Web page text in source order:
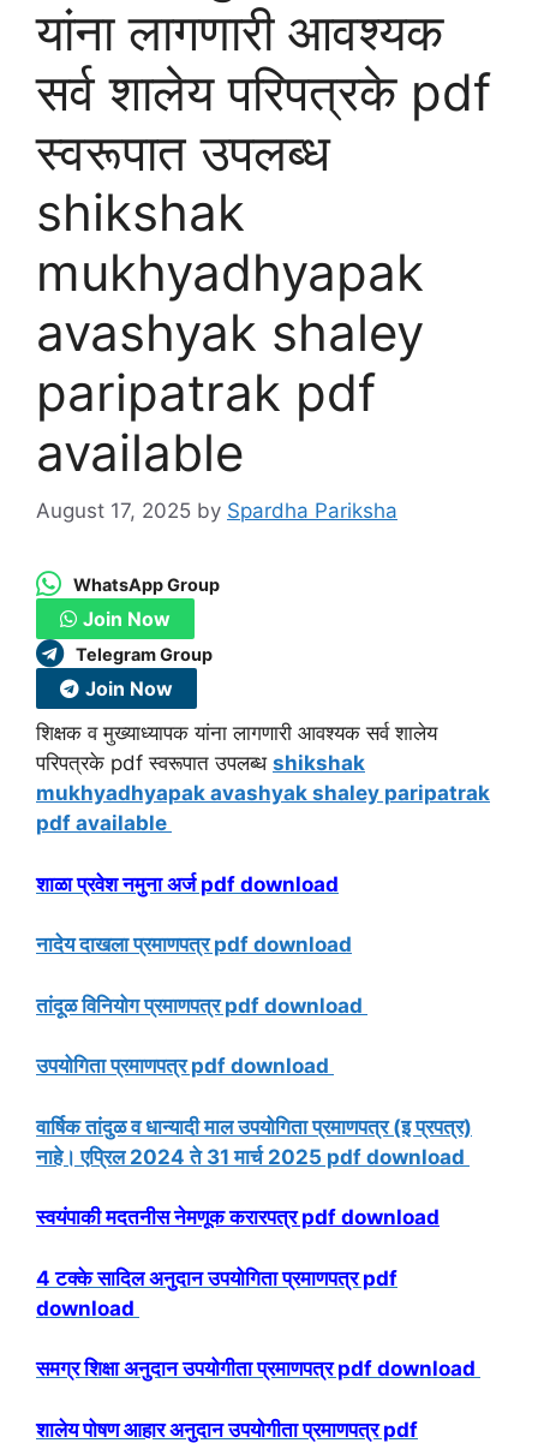
यांना लागणारी आवश्यक
सर्व शालेय परिपत्रके pdf
स्वरूपात उपलब्ध
shikshak
mukhyadhyapak
avashyak shaley
paripatrak pdf
available
August 17, 2025 by Spardha Pariksha
WhatsApp Group
Join Now
Telegram Group
Join Now
शिक्षक व मुख्याध्यापक यांना लागणारी आवश्यक सर्व शालेय
परिपत्रके pdf स्वरूपात उपलब्ध shikshak
mukhyadhyapak avashyak shaley paripatrak
pdf available
शाळा प्रवेश नमुना अर्ज pdf download
नादेय दाखला प्रमाणपत्र pdf download
तांदूळ विनियोग प्रमाणपत्र pdf download
उपयोगिता प्रमाणपत्र pdf download
वार्षिक तांदुळ व धान्यादी माल उपयोगिता प्रमाणपत्र (इ प्रपत्र)
नाहे। एप्रिल 2024 ते 31 मार्च 2025 pdf download
स्वयंपाकी मदतनीस नेमणूक करारपत्र pdf download
4 टक्के सादिल अनुदान उपयोगिता प्रमाणपत्र pdf
download
समग्र शिक्षा अनुदान उपयोगीता प्रमाणपत्र pdf download
शालेय पोषण आहार अनुदान उपयोगीता प्रमाणपत्र pdf